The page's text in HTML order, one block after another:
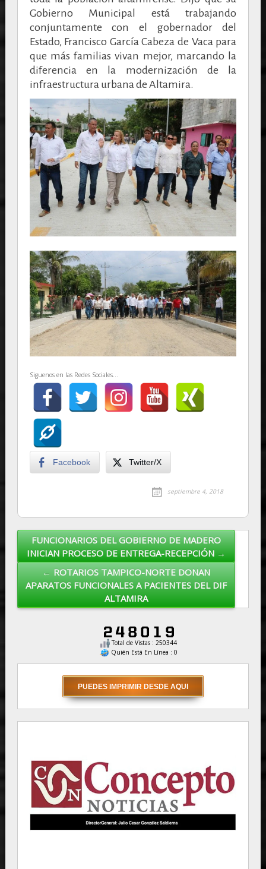
Gobierno Municipal está trabajando
conjuntamente con el gobernador del
Estado, Francisco García Cabeza de Vaca para
que más familias vivan mejor, marcando la
diferencia en la modernización de la
infraestructura urbana de Altamira.
Siguenos en las Redes Sociales...
Facebook Twitter/X
septiembre 4, 2018
Post navigation
FUNCIONARIOS DEL GOBIERNO DE MADERO
INICIAN PROCESO DE ENTREGA-RECEPCIÓN →
← ROTARIOS TAMPICO-NORTE DONAN
APARATOS FUNCIONALES A PACIENTES DEL DIF
ALTAMIRA
Total de Vistas : 250344
Quién Está En Línea : 0